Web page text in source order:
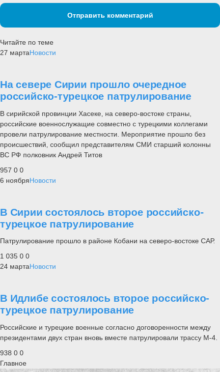
Отправить комментарий
Читайте по теме
27 мартаНовости
На севере Сирии прошло очередное
российско-турецкое патрулирование
В сирийской провинции Хасеке, на северо-востоке страны,
российские военнослужащие совместно с турецкими коллегами
провели патрулирование местности. Мероприятие прошло без
происшествий, сообщил представителям СМИ старший колонны
ВС РФ полковник Андрей Титов
957 0 0
6 ноябряНовости
В Сирии состоялось второе российско-
турецкое патрулирование
Патрулирование прошло в районе Кобани на северо-востоке САР.
1 035 0 0
24 мартаНовости
В Идлибе состоялось второе российско-
турецкое патрулирование
Российские и турецкие военные согласно договоренности между
президентами двух стран вновь вместе патрулировали трассу М-4.
938 0 0
Главное